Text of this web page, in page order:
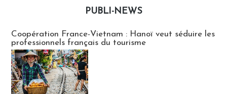
PUBLI-NEWS
Coopération France-Vietnam : Hanoï veut séduire les
professionnels français du tourisme